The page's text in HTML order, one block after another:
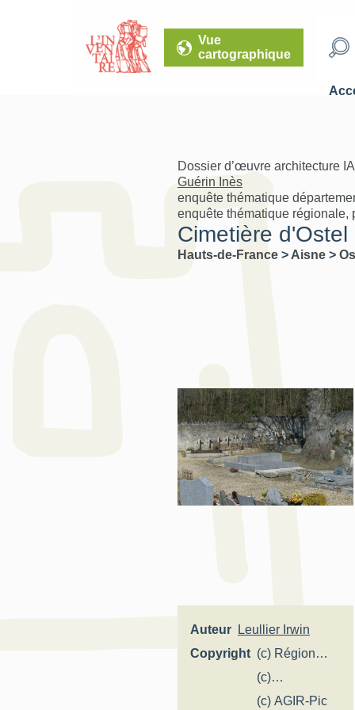
Vue
cartographique
Dossier d’œuvre architecture
Guérin Inès
enquête thématique
enquête thématique régionale,
Cimetière d'Ostel
Hauts-de-France > Aisne >
Auteur
Leullier Irwin
Copyright (c) Région
Hauts-de-
France -
(c)
Département
(c) AGIR-Pic